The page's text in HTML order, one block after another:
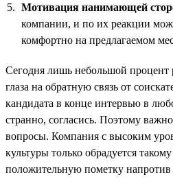
Мотивация нанимающей
компании, и по их реакции
комфортно на предлагаемом
Сегодня лишь небольшой процент
глаза на обратную связь от
кандидата в конце интервью в
странно, согласись. Поэтому важно
вопросы. Компания с высоким
культуры только обрадуется
положительную пометку напротив